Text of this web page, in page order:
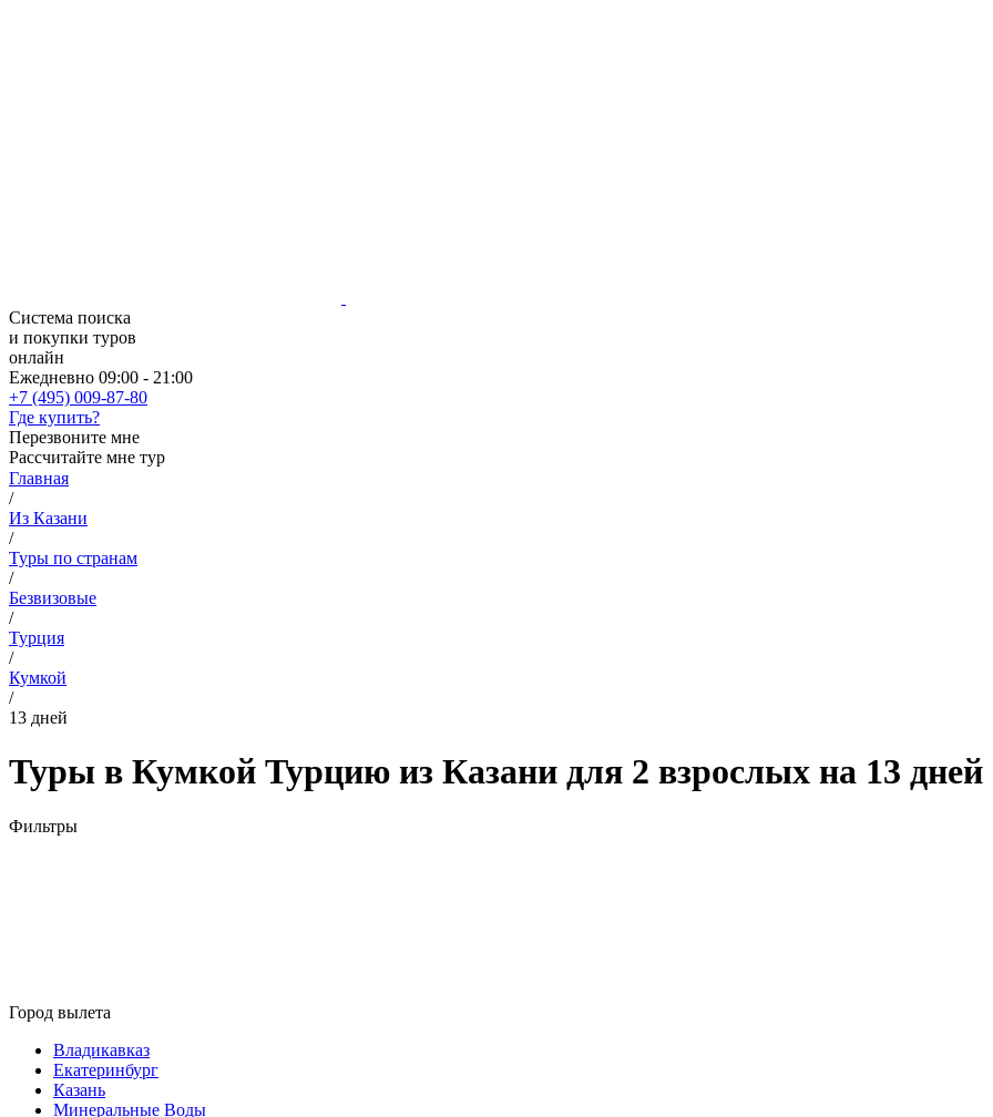
Система поиска
и покупки туров
онлайн
Ежедневно 09:00 - 21:00
+7 (495) 009-87-80
Где купить?
Перезвоните мне
Рассчитайте мне тур
Главная
/
Из Казани
/
Туры по странам
/
Безвизовые
/
Турция
/
Кумкой
/
13 дней
Туры в Кумкой Турцию из Казани для 2 взрослых на 13 дней
Фильтры
Город вылета
Владикавказ
Екатеринбург
Казань
Минеральные Воды